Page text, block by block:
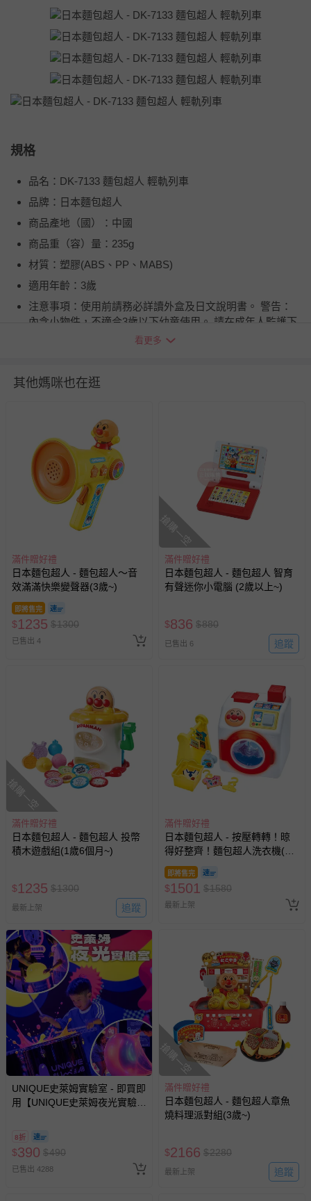
規格
品名：DK-7133 麵包超人 輕軌列車
品牌：日本麵包超人
商品產地（國）：中國
商品重（容）量：235g
材質：塑膠(ABS、PP、MABS)
適用年齡：3歲
注意事項：使用前請務必詳讀外盒及日文說明書。 警告：
內含小物件，不適合3歲以下幼童使用。 請在成年人監護下
退換貨須知
包含完整包裝、配件、說明文件及贈品等。
如需退換貨，請於收到商品7天（含例假日內提出），如為
瑕疵退換貨所產生的運費，將由媽咪愛負責處理，若非瑕疵
退貨，您可至『查詢訂單』>『已出貨』中查詢該筆訂單，
並點選『我要退貨』即可進行申請。若有相關退貨問題，請
至媽咪愛LINE@客服ID: @mamilove
針對滿件折/滿額贈…等活動，如因部份退貨，而該訂單保
留商品未達活動門檻，將以原價計算，活動贈品亦需一併退
回。
部分商品依據消費者保護法的規定，不適用七天鑑賞期/猶
商品、食品等）。
客製化商品（例如客製生日書、姓名貼等）。
報紙、期刊或雜誌（惟書籍如經拆封、使用，則酌收整
新費用）。
經消費者拆封之影音商品或電腦軟體（例如 DVD、CD
等）。
非以有形媒介提供之數位內容或一經提供即為完成之線
上服務，經消費者事先同意始提供（例如線上課程、遊
戲或活動點數等）。
已拆封之以下類型商品：
-個人衛生用品（例如尿布、貼身衣物、泳裝、襪子、地
墊、寢具類等）。
-新生兒親膚衣物（嬰幼兒包巾與背巾、包屁衣、學習
褲、紗布衣等）。
-接觸性孕哺產品（奶嘴、奶瓶、擠乳器、哺乳衣、托腹
帶束縛衣、餐搖椅等）。
-其他原廠盒裝商品封口處已貼上「不可拆封」，或具警
示字句等說明貼紙、封條者。
國際航空、客運、訂房等服務。
相關的退換貨辦理流程，可詳見：退換貨 & 退款問題
其他常見問題：
運送服務：目前提供的運送僅限台灣本島。如您位於離島地
區，可能會無法配送，或須依據商品需加收離島運費。廠商
亦保留出貨與否的權利。離島、偏遠地區、樓層親送等加價
費用，可能會另需加收。
商品實際的配達日期，可於訂單個人資料內的查詢訂單內，
已出貨通知之訊息為主。
看更多
其他媽咪也在逛
滿件贈好禮
日本麵包超人 - 麵包超人～音
效滿滿快樂變聲器(3歲~)
即將售完
$1235 $1300
已售出 4
搶購一空
滿件贈好禮
日本麵包超人 - 麵包超人 智育
有聲迷你小電腦 (2歲以上~)
$836 $880
已售出 6 追蹤
搶購一空
滿件贈好禮
日本麵包超人 - 麵包超人 投幣
積木遊戲組(1歲6個月~)
$1235 $1300
最新上架 追蹤
滿件贈好禮
日本麵包超人 - 按壓轉轉！晾
得好整齊！麵包超人洗衣機(3
歲~)
即將售完
$1501 $1580
最新上架
UNIQUE史萊姆實驗室 - 即買即
用【UNIQUE史萊姆夜光實驗室
8/30 (電子票券，於展期現場憑
訂單編號兌換，逾期作廢) (大
人小孩均一價(3歲以上需購票))
8折
$390 $490
已售出 4288
搶購一空
滿件贈好禮
日本麵包超人 - 麵包超人章魚
燒料理派對組(3歲~)
$2166 $2280
最新上架 追蹤